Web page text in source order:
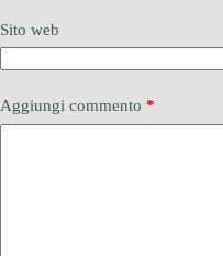
Sito web
Aggiungi commento *